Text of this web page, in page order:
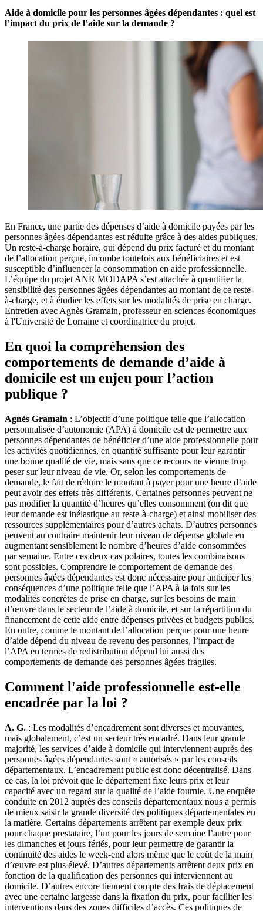
Aide à domicile pour les personnes âgées dépendantes : quel est
l’impact du prix de l’aide sur la demande ?
En France, une partie des dépenses d’aide à domicile payées par les
personnes âgées dépendantes est réduite grâce à des aides publiques.
Un reste-à-charge horaire, qui dépend du prix facturé et du montant
de l’allocation perçue, incombe toutefois aux bénéficiaires et est
susceptible d’influencer la consommation en aide professionnelle.
L’équipe du projet ANR MODAPA s’est attachée à quantifier la
sensibilité des personnes âgées dépendantes au montant de ce reste-
à-charge, et à étudier les effets sur les modalités de prise en charge.
Entretien avec Agnès Gramain, professeur en sciences économiques
à l'Université de Lorraine et coordinatrice du projet.
En quoi la compréhension des
comportements de demande d’aide à
domicile est un enjeu pour l’action
publique ?
Agnès Gramain : L’objectif d’une politique telle que l’allocation
personnalisée d’autonomie (APA) à domicile est de permettre aux
personnes dépendantes de bénéficier d’une aide professionnelle pour
les activités quotidiennes, en quantité suffisante pour leur garantir
une bonne qualité de vie, mais sans que ce recours ne vienne trop
peser sur leur niveau de vie. Or, selon les comportements de
demande, le fait de réduire le montant à payer pour une heure d’aide
peut avoir des effets très différents. Certaines personnes peuvent ne
pas modifier la quantité d’heures qu’elles consomment (on dit que
leur demande est inélastique au reste-à-charge) et ainsi mobiliser des
ressources supplémentaires pour d’autres achats. D’autres personnes
peuvent au contraire maintenir leur niveau de dépense globale en
augmentant sensiblement le nombre d’heures d’aide consommées
par semaine. Entre ces deux cas polaires, toutes les combinaisons
sont possibles. Comprendre le comportement de demande des
personnes âgées dépendantes est donc nécessaire pour anticiper les
conséquences d’une politique telle que l’APA à la fois sur les
modalités concrètes de prise en charge, sur les besoins de main
d’œuvre dans le secteur de l’aide à domicile, et sur la répartition du
financement de cette aide entre dépenses privées et budgets publics.
En outre, comme le montant de l’allocation perçue pour une heure
d’aide dépend du niveau de revenu des personnes, l’impact de
l’APA en termes de redistribution dépend lui aussi des
comportements de demande des personnes âgées fragiles.
Comment l'aide professionnelle est-elle
encadrée par la loi ?
A. G. : Les modalités d’encadrement sont diverses et mouvantes,
mais globalement, c’est un secteur très encadré. Dans leur grande
majorité, les services d’aide à domicile qui interviennent auprès des
personnes âgées dépendantes sont « autorisés » par les conseils
départementaux. L’encadrement public est donc décentralisé. Dans
ce cas, la loi prévoit que le département fixe leurs prix et leur
capacité avec un regard sur la qualité de l’aide fournie. Une enquête
conduite en 2012 auprès des conseils départementaux nous a permis
de mieux saisir la grande diversité des politiques départementales en
la matière. Certains départements arrêtent par exemple deux prix
pour chaque prestataire, l’un pour les jours de semaine l’autre pour
les dimanches et jours fériés, pour leur permettre de garantir la
continuité des aides le week-end alors même que le coût de la main
d’œuvre est plus élevé. D’autres départements arrêtent deux prix en
fonction de la qualification des personnes qui interviennent au
domicile. D’autres encore tiennent compte des frais de déplacement
avec une certaine largesse dans la fixation du prix, pour faciliter les
interventions dans des zones difficiles d’accès. Ces politiques de